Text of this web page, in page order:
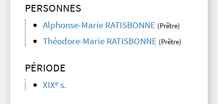
PERSONNES
Alphonse-Marie RATISBONNE (Prêtre)
Théodore-Marie RATISBONNE (Prêtre)
PÉRIODE
XIXe s.